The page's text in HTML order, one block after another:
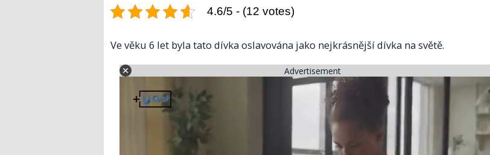
4.6/5 - (12 votes)
Ve věku 6 let byla tato dívka oslavována jako nejkrásnější dívka na světě.
Advertisement